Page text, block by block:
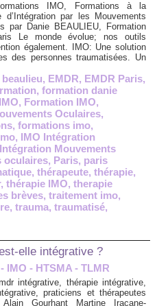
IMO, Formations à la
d’Intégration par les Mouvements
par Danie BEAULIEU, Formation
Le monde évolue; nos outils
également. IMO: Une solution
des personnes traumatisées. Un
, EMDR, EMDR Paris,
, formation danie
, Formation IMO,
Oculaires,
, formations imo,
, IMO Intégration
Mouvements
oculaires, Paris, paris
, thérapeute, thérapie,
, thérapie IMO, therapie
brèves, traitement imo,
, trauma, traumatisé,
elle intégrative ?
IMO - HTSMA - TLMR
intégrative, thérapie intégrative,
praticiens et thérapeutes
Alain Gourhant Martine Iracane-